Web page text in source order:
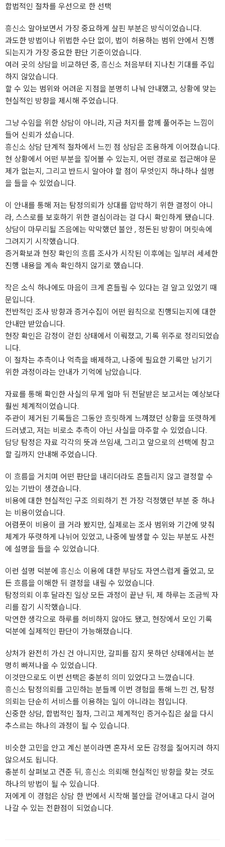
합법적인 절차를 우선으로 한 선택
흥신소 알아보면서 가장 중요하게 살핀 부분은 방식이었습니다.
과도한 방법이나 위법한 수단 없이, 법이 허용하는 범위 안에서 진행
되는지가 가장 중요한 판단 기준이었습니다.
여러 곳의 상담을 비교하던 중,흥신소 처음부터 지나친 기대를 주입
하지 않았습니다.
할 수 있는 범위와 어려운 지점을 분명히 나눠 안내했고, 상황에 맞는
현실적인 방향을 제시해 주었습니다.
그냥 수임을 위한 상담이 아니라, 지금 처지를 함께 풀어주는 느낌이
들어 신뢰가 섰습니다.
흥신소 상담 단계적 절차에서 느낀 점 상담은 조용하게 이어졌습니다.
현 상황에서 어떤 부분을 짚어볼 수 있는지, 어떤 경로로 접근해야 문
제가 없는지, 그리고 반드시 알아야 할 점이 무엇인지 하나하나 설명
을 들을 수 있었습니다.
이 안내를 통해 저는 탐정의뢰가 상대를 압박하기 위한 결정이 아니
라, 스스로를 보호하기 위한 결심이라는 걸 다시 확인하게 됐습니다.
상담이 마무리될 즈음에는 막막했던 불안 , 정돈된 방향이 머릿속에
그려지기 시작했습니다.
증거확보과 현장 확인의 흐름 조사가 시작된 이후에는 일부러 세세한
진행 내용을 계속 확인하지 않기로 했습니다.
작은 소식 하나에도 마음이 크게 흔들릴 수 있다는 걸 알고 있었기 때
문입니다.
전반적인 조사 방향과 증거수집이 어떤 원칙으로 진행되는지에 대한
안내만 받았습니다.
현장 확인은 감정이 걷힌 상태에서 이뤄졌고, 기록 위주로 정리되었습
니다.
이 절차는 추측이나 억측을 배제하고, 나중에 필요한 기록만 남기기
위한 과정이라는 안내가 기억에 남았습니다.
자료를 통해 확인한 사실의 무게 얼마 뒤 전달받은 보고서는 예상보다
훨씬 체계적이었습니다.
주관이 제거된 기록들은 그동안 흐릿하게 느껴졌던 상황을 또렷하게
드러냈고, 저는 비로소 추측이 아닌 사실을 마주할 수 있었습니다.
담당 탐정은 자료 각각의 뜻과 쓰임새, 그리고 앞으로의 선택에 참고
할 길까지 안내해 주었습니다.
이 흐름을 거치며 어떤 판단을 내리더라도 흔들리지 않고 결정할 수
있는 기반이 생겼습니다.
비용에 대한 현실적인 구조 의뢰하기 전 가장 걱정했던 부분 중 하나
는 비용이었습니다.
어렴풋이 비용이 클 거라 봤지만, 실제로는 조사 범위와 기간에 맞춰
체계가 뚜렷하게 나뉘어 있었고, 나중에 발생할 수 있는 부분도 사전
에 설명을 들을 수 있었습니다.
이런 설명 덕분에 흥신소 이용에 대한 부담도 자연스럽게 줄었고, 모
든 흐름을 이해한 뒤 결정을 내릴 수 있었습니다.
탐정의뢰 이후 달라진 일상 모든 과정이 끝난 뒤, 제 하루는 조금씩 자
리를 잡기 시작했습니다.
막연한 생각으로 하루를 허비하지 않아도 됐고, 현장에서 모인 기록
덕분에 실제적인 판단이 가능해졌습니다.
상처가 완전히 가신 건 아니지만, 갈피를 잡지 못하던 상태에서는 분
명히 빠져나올 수 있었습니다.
이것만으로도 이번 선택은 충분히 의미 있었다고 느꼈습니다.
흥신소 탐정의뢰를 고민하는 분들께 이번 경험을 통해 느낀 건, 탐정
의뢰는 단순히 서비스를 이용하는 일이 아니라는 점입니다.
신중한 상담, 합법적인 절차, 그리고 체계적인 증거수집은 삶을 다시
추스르는 하나의 과정이 될 수 있습니다.
비슷한 고민을 안고 계신 분이라면 혼자서 모든 감정을 짊어지려 하지
않으셔도 됩니다.
충분히 살펴보고 견준 뒤,흥신소 의뢰해 현실적인 방향을 찾는 것도
하나의 방법이 될 수 있습니다.
저에게 이 경험은 상담 한 번에서 시작해 불안을 걷어내고 다시 걸어
나갈 수 있는 전환점이 되었습니다.